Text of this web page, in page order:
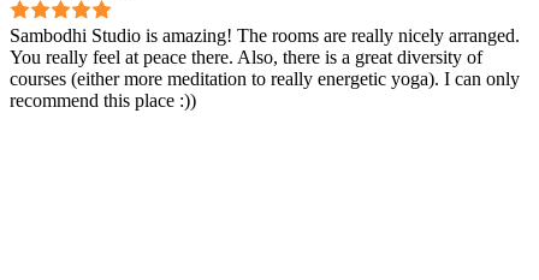
Sambodhi Studio is amazing! The rooms are really nicely arranged.
You really feel at peace there. Also, there is a great diversity of
courses (either more meditation to really energetic yoga). I can only
recommend this place :))